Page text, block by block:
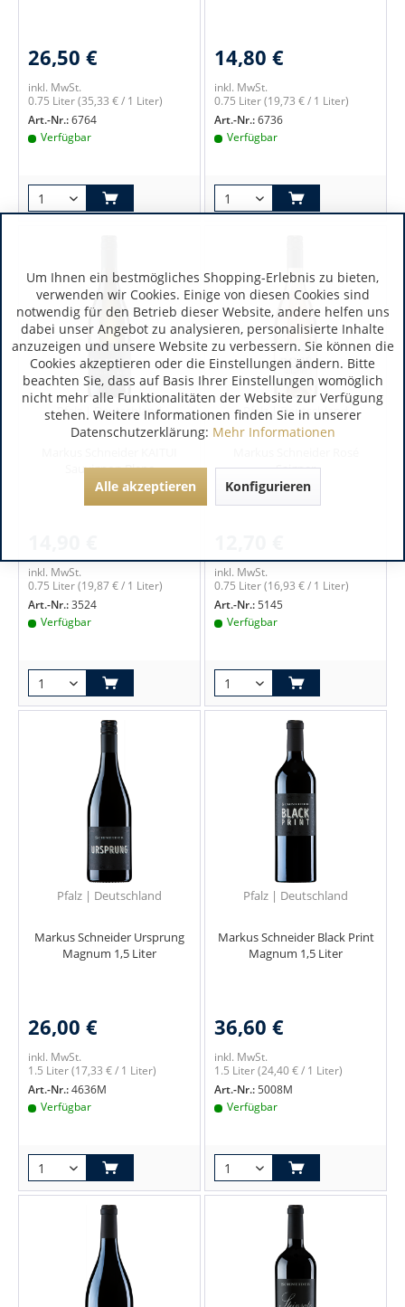
26,50 €
inkl. MwSt.
0.75 Liter(35,33 € / 1 Liter)
Art.-Nr.:6764
Verfügbar
14,80 €
inkl. MwSt.
0.75 Liter(19,73 € / 1 Liter)
Art.-Nr.:6736
Verfügbar
Pfalz | Deutschland
Sauvignon Blanc
inkl. MwSt.
0.75 Liter(19,87 € / 1 Liter)
Art.-Nr.:3524
Verfügbar
Pfalz | Deutschland
Saigner
inkl. MwSt.
0.75 Liter(16,93 € / 1 Liter)
Art.-Nr.:5145
Verfügbar
Pfalz | Deutschland
Markus Schneider Ursprung
Magnum 1,5 Liter
26,00 €
inkl. MwSt.
1.5 Liter(17,33 € / 1 Liter)
Art.-Nr.:4636M
Verfügbar
Pfalz | Deutschland
Markus Schneider Black Print
Magnum 1,5 Liter
36,60 €
inkl. MwSt.
1.5 Liter(24,40 € / 1 Liter)
Art.-Nr.:5008M
Verfügbar
Um Ihnen ein bestmögliches Shopping-Erlebnis zu bieten,
verwenden wir Cookies. Einige von diesen Cookies sind
notwendig für den Betrieb dieser Website, andere helfen uns
dabei unser Angebot zu analysieren, personalisierte Inhalte
anzuzeigen und unsere Website zu verbessern. Sie können die
Cookies akzeptieren oder die Einstellungen ändern. Bitte
beachten Sie, dass auf Basis Ihrer Einstellungen womöglich
nicht mehr alle Funktionalitäten der Website zur Verfügung
stehen. Weitere Informationen finden Sie in unserer
Datenschutzerklärung: Mehr Informationen
Alle akzeptieren Konfigurieren